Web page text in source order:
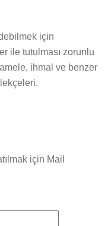
için
ile tutulması zorunlu
ihmal ve benzer
için Mail